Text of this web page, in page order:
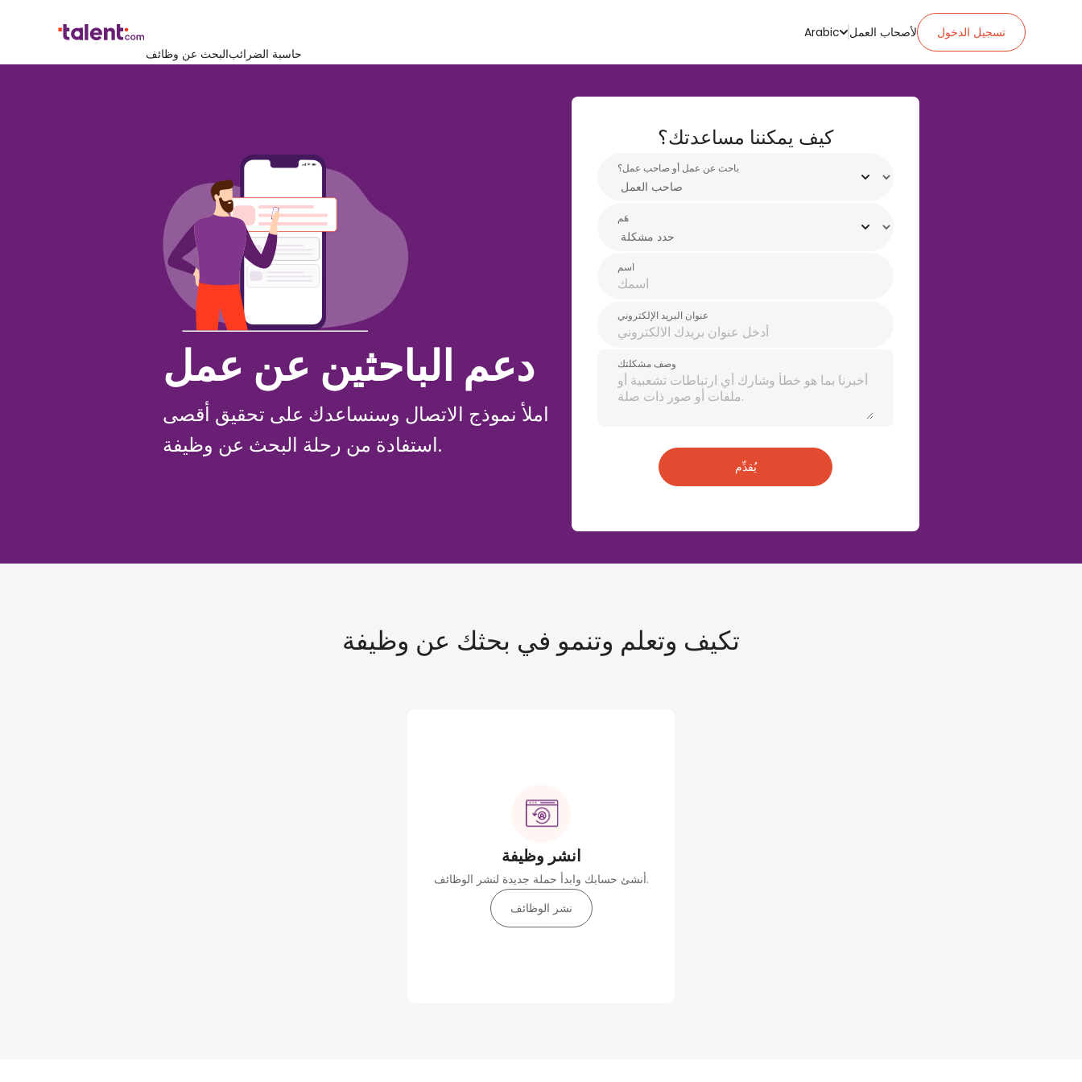
البحث عن وظائفحاسبة الضرائب
Arabic لأصحاب العمل تسجيل الدخول
دعم الباحثين عن عمل
املأ نموذج الاتصال وسنساعدك على تحقيق أقصى
استفادة من رحلة البحث عن وظيفة.
كيف يمكننا مساعدتك؟
باحث عن عمل أو صاحب عمل؟
هَم
اسم
عنوان البريد الإلكتروني
وصف مشكلتك
يُقدِّم
تكيف وتعلم وتنمو في بحثك عن وظيفة
انشر وظيفة
أنشئ حسابك وابدأ حملة جديدة لنشر الوظائف.
نشر الوظائف